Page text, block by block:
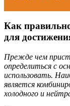
Как
для
Прежде чем
определиться с
использовать.
является
холодного и